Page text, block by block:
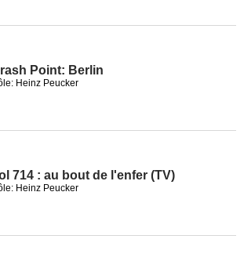
Point: Berlin
Heinz Peucker
714 : au bout de l'enfer (TV)
Heinz Peucker